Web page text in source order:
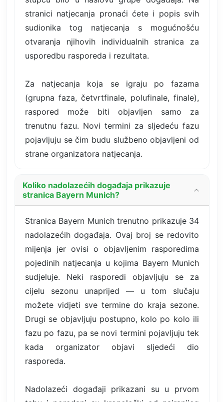
stranici natjecanja pronaći ćete i popis svih
sudionika tog natjecanja s mogućnošću
otvaranja njihovih individualnih stranica za
usporedbu rasporeda i rezultata.
Za natjecanja koja se igraju po fazama
(grupna faza, četvrtfinale, polufinale, finale),
raspored može biti objavljen samo za
trenutnu fazu. Novi termini za sljedeću fazu
pojavljuju se čim budu službeno objavljeni od
strane organizatora natjecanja.
Koliko nadolazećih događaja prikazuje
stranica Bayern Munich?
Stranica Bayern Munich trenutno prikazuje 34
nadolazećih događaja. Ovaj broj se redovito
mijenja jer ovisi o objavljenim rasporedima
pojedinih natjecanja u kojima Bayern Munich
sudjeluje. Neki rasporedi objavljuju se za
cijelu sezonu unaprijed — u tom slučaju
možete vidjeti sve termine do kraja sezone.
Drugi se objavljuju postupno, kolo po kolo ili
fazu po fazu, pa se novi termini pojavljuju tek
kada organizator objavi sljedeći dio
rasporeda.
Nadolazeći događaji prikazani su u prvom